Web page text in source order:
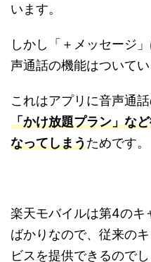
います。
しかし「＋メッセージ
声通話の機能はついてい
これはアプリに音声通
「かけ放題プラン」な
なってしまうためです。
楽天モバイルは第4のキ
ばかりなので、従来の
ビスを提供できるのでし